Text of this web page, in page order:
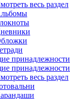
весь раздел
принадлежности
принадлежности
весь раздел